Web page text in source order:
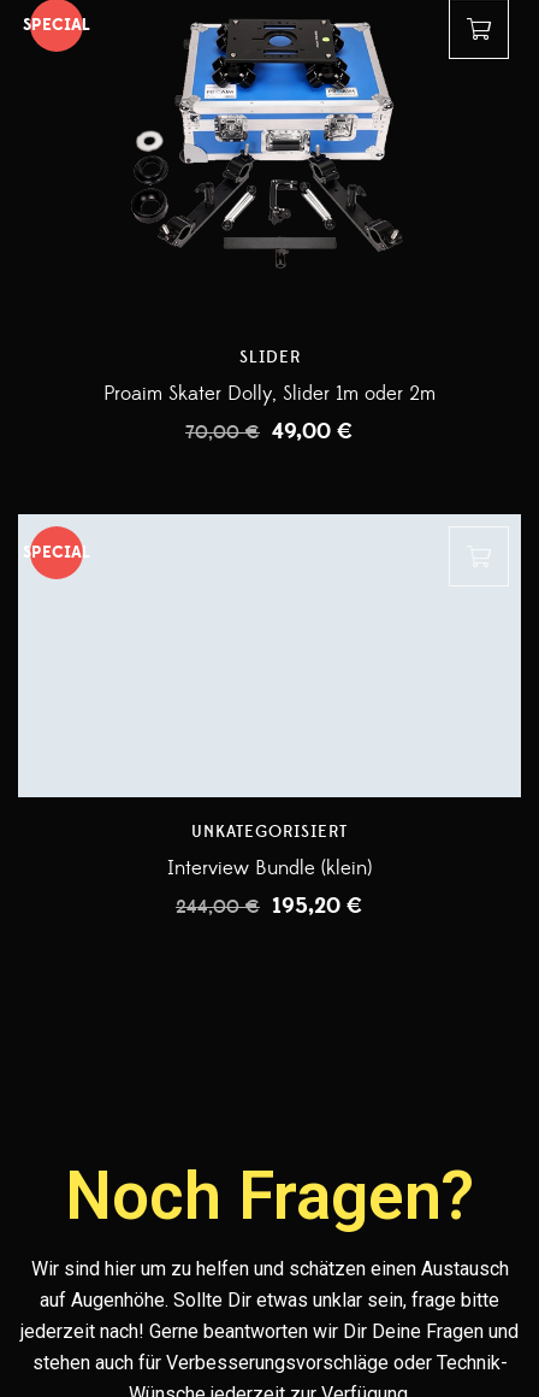
SPECIAL
SLIDER
Proaim Skater Dolly, Slider 1m oder 2m
70,00€ 49,00 €
SPECIAL
UNKATEGORISIERT
Interview Bundle (klein)
244,00€ 195,20 €
Noch Fragen?
Wir sind hier um zu helfen und schätzen einen Austausch
auf Augenhöhe. Sollte Dir etwas unklar sein, frage bitte
jederzeit nach! Gerne beantworten wir Dir Deine Fragen und
stehen auch für Verbesserungsvorschläge oder Technik-